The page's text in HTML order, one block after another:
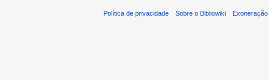
Política de privacidade Sobre o Bibliowiki